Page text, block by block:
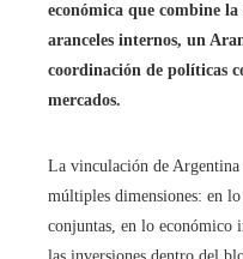
económica que combine
aranceles internos, un
coordinación de políticas
mercados.
La vinculación de
múltiples dimensiones: en
conjuntas, en lo económico